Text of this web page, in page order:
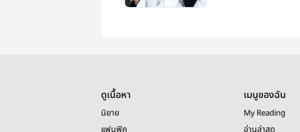
ดูเนื้อหา
นิยาย
เมนูของฉัน
My Reading